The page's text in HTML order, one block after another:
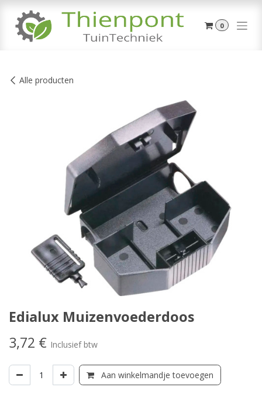
0
Alle producten
Edialux Muizenvoederdoos
3,72 € Inclusief btw
Aan winkelmandje toevoegen